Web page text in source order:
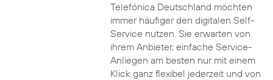
Telefónica Deutschland möchten
immer häufiger den digitalen Self-
Service nutzen. Sie erwarten von
ihrem Anbieter, einfache Service-
Anliegen am besten nur mit einem
Klick ganz flexibel jederzeit und von